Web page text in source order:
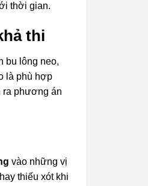
thời gian.
thi
bu lông neo,
là phù hợp
ra phương án
vào những vị
thiếu xót khi